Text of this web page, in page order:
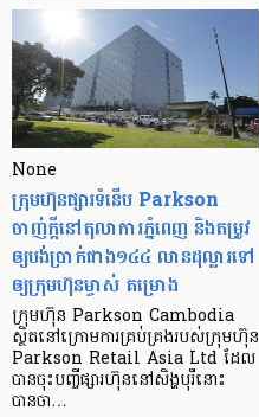
None
ក្រុមហ៊ុនផ្សារទំនើប Parkson
ចាញ់ក្ដីនៅតុលាការភ្នំពេញ និងតម្រូវ
ឲ្យបង់ប្រាក់ជាង១៤៤ លានដុល្លារទៅ
ឲ្យក្រុមហ៊ុនម្ចាស់ គម្រោង
ក្រុមហ៊ុន Parkson Cambodia
ស្ថិតនៅក្រោមការគ្រប់គ្រងរបស់ក្រុមហ៊ុន
Parkson Retail Asia Ltd ដែល
បានចុះបញ្ចីផ្សារហ៊ុននៅសិង្ហបុរីនោះ
បានចា…